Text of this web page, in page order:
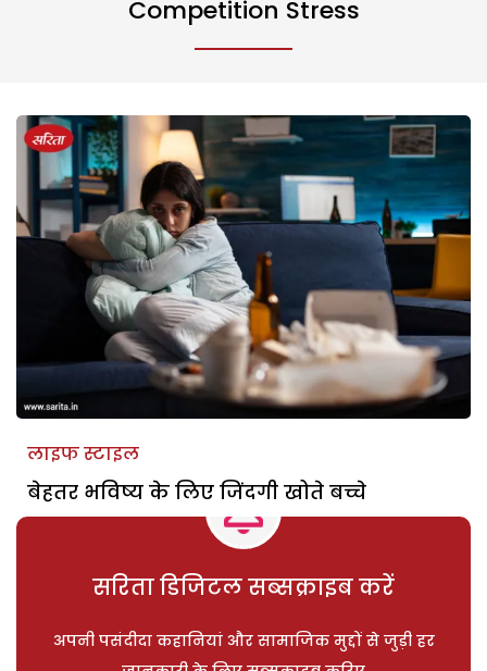
Competition Stress
लाइफ स्टाइल
बेहतर भविष्य के लिए जिंदगी खोते बच्चे
सरिता डिजिटल सब्सक्राइब करें
अपनी पसंदीदा कहानियां और सामाजिक मुद्दों से जुड़ी हर